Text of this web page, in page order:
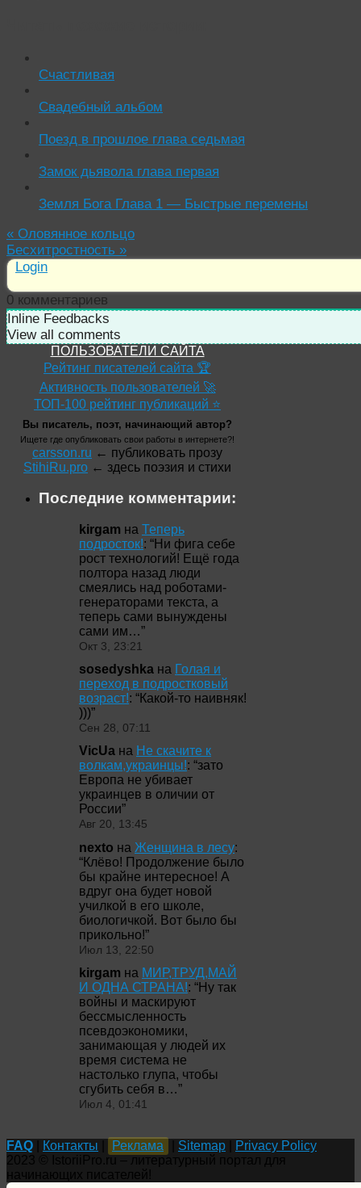
Счастливая
Свадебный альбом
Поезд в прошлое глава седьмая
Замок дьявола глава первая
Земля Бога Глава 1 — Быстрые перемены
« Оловянное кольцо
Бесхитростность »
Login
0 комментариев
Inline Feedbacks
View all comments
ПОЛЬЗОВАТЕЛИ САЙТА
Рейтинг писателей сайта 🏆
Активность пользователей 🚀
ТОП-100 рейтинг публикаций ⭐
Вы писатель, поэт, начинающий автор?
Ищете где опубликовать свои работы в интернете?!
carsson.ru ← публиковать прозу
StihiRu.pro ← здесь поэзия и стихи
Последние комментарии:
kirgam на Теперь
подросток!: “Ни фига себе
рост технологий! Ещё года
полтора назад люди
смеялись над роботами-
генераторами текста, а
теперь сами вынуждены
сами им…”
Окт 3, 23:21
sosedyshka на Голая и
переход в подростковый
возраст!: “Какой-то наивняк!
)))”
Сен 28, 07:11
VicUa на Не скачите к
волкам,украинцы!: “зато
Европа не убивает
украинцев в оличии от
России”
Авг 20, 13:45
nexto на Женщина в лесу:
“Клёво! Продолжение было
бы крайне интересное! А
вдруг она будет новой
училкой в его школе,
биологичкой. Вот было бы
прикольно!”
Июл 13, 22:50
kirgam на МИР,ТРУД,МАЙ
И ОДНА СТРАНА!: “Ну так
войны и маскируют
бессмысленность
псевдоэкономики,
занимающая у людей их
время система не
настолько глупа, чтобы
сгубить себя в…”
Июл 4, 01:41
FAQ Контакты Реклама Sitemap
Privacy Policy